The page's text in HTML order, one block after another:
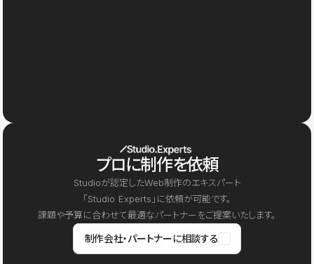
プロに制作を依頼
Studioが認定したWeb制作のエキスパート
「Studio Experts」に依頼が可能です。
課題や予算に合わせて最適なパートナーをご提案いたします。
制作会社・パートナーに相談する